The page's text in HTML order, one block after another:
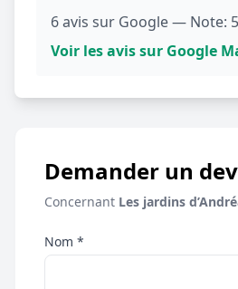
6 avis sur Google — Note:
Voir les avis sur Google
Demander un
Concernant Les jardins
Nom *